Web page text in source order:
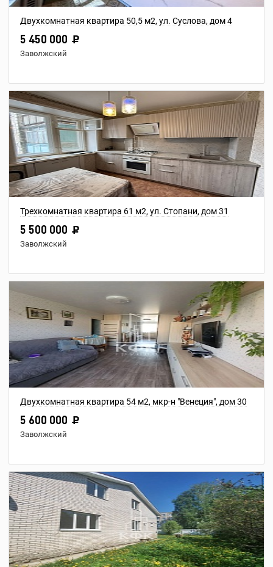
Двухкомнатная квартира 50,5 м2, ул. Суслова, дом 4
5 450 000
Заволжский
Трехкомнатная квартира 61 м2, ул. Стопани, дом 31
5 500 000
Заволжский
Двухкомнатная квартира 54 м2, мкр-н "Венеция", дом 30
5 600 000
Заволжский